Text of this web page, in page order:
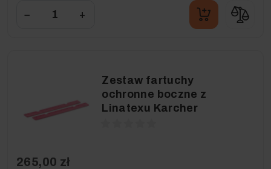
− +
Zestaw fartuchy
ochronne boczne z
Linatexu Karcher
265,00 zł